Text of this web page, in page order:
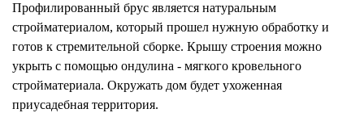
Профилированный брус является натуральным
стройматериалом, который прошел нужную обработку и
готов к стремительной сборке. Крышу строения можно
укрыть с помощью ондулина - мягкого кровельного
стройматериала. Окружать дом будет ухоженная
приусадебная территория.